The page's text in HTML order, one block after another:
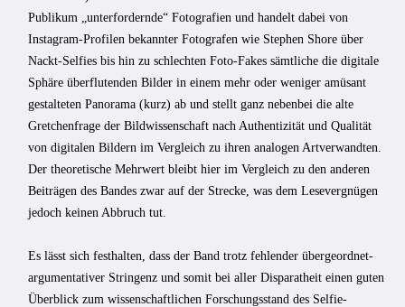
Publikum „unterfordernde“ Fotografien und handelt dabei von
Instagram-Profilen bekannter Fotografen wie Stephen Shore über
Nackt-Selfies bis hin zu schlechten Foto-Fakes sämtliche die digitale
Sphäre überflutenden Bilder in einem mehr oder weniger amüsant
gestalteten Panorama (kurz) ab und stellt ganz nebenbei die alte
Gretchenfrage der Bildwissenschaft nach Authentizität und Qualität
von digitalen Bildern im Vergleich zu ihren analogen Artverwandten.
Der theoretische Mehrwert bleibt hier im Vergleich zu den anderen
Beiträgen des Bandes zwar auf der Strecke, was dem Lesevergnügen
jedoch keinen Abbruch tut.
Es lässt sich festhalten, dass der Band trotz fehlender übergeordnet-
argumentativer Stringenz und somit bei aller Disparatheit einen guten
Überblick zum wissenschaftlichen Forschungsstand des Selfie-